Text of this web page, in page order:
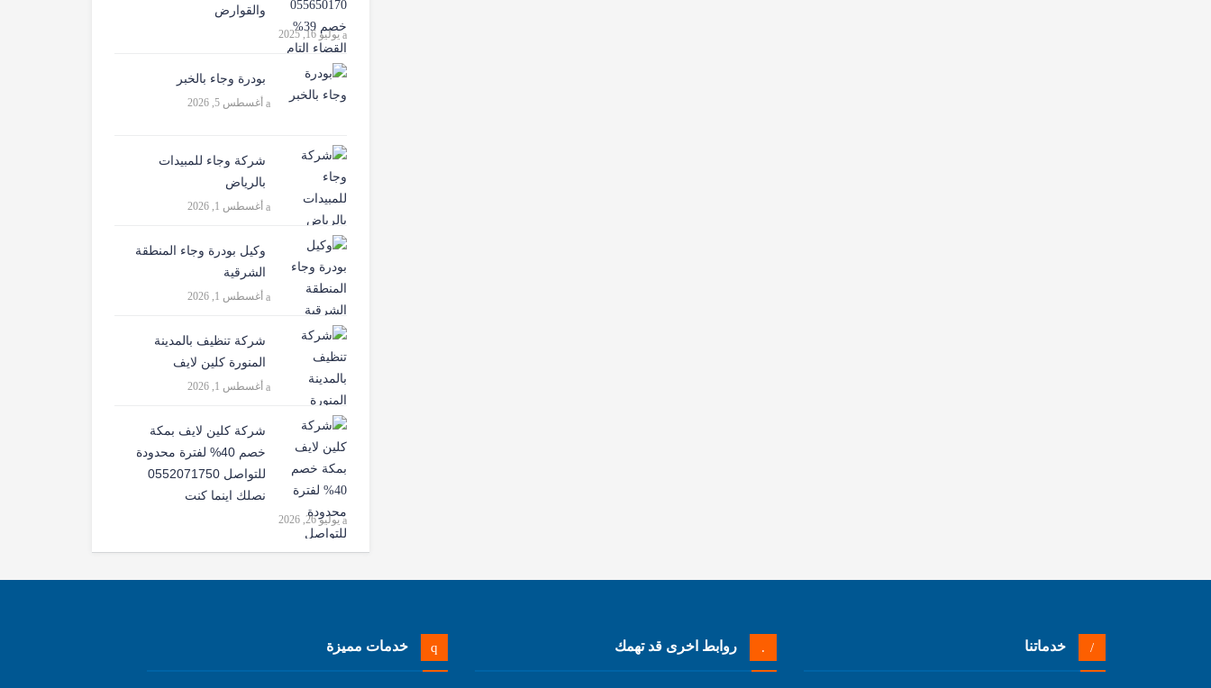
والقوارض
يوليو 16, 2025
بودرة وجاء بالخبر
أغسطس 5, 2026
شركة وجاء للمبيدات
بالرياض
أغسطس 1, 2026
وكيل بودرة وجاء المنطقة
الشرقية
أغسطس 1, 2026
شركة تنظيف بالمدينة
المنورة كلين لايف
أغسطس 1, 2026
شركة كلين لايف بمكة
خصم 40% لفترة محدودة
للتواصل 0552071750
نصلك اينما كنت
يوليو 26, 2026
خدماتنا روابط اخرى قد تهمك خدمات مميزة